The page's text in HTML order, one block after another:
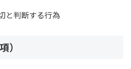
と判断する行為
）